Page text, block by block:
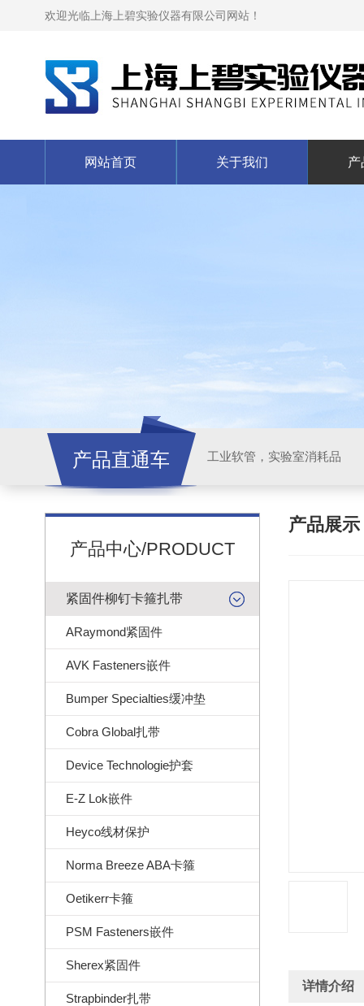
欢迎光临上海上碧实验仪器有限公司网站！
网站首页 关于我们 产
产品直通车 工业软管，实验室消耗品
产品中心/PRODUCT
紧固件柳钉卡箍扎带
ARaymond紧固件
AVK Fasteners嵌件
Bumper Specialties缓冲垫
Cobra Global扎带
Device Technologie护套
E-Z Lok嵌件
Heyco线材保护
Norma Breeze ABA卡箍
Oetikerr卡箍
PSM Fasteners嵌件
Sherex紧固件
Strapbinder扎带
产品展示
详情介绍